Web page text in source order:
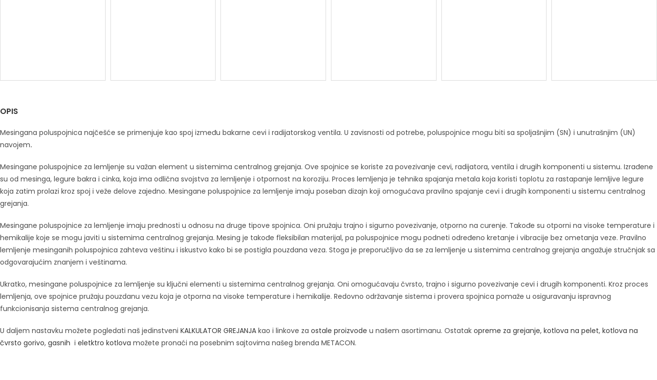
OPIS
Mesingana poluspojnica najčešće se primenjuje kao spoj između bakarne cevi i radijatorskog ventila. U zavisnosti od potrebe, poluspojnice mogu biti sa spoljašnjim (SN) i unutrašnjim (UN)
navojem.
Mesingane poluspojnice za lemljenje su važan element u sistemima centralnog grejanja. Ove spojnice se koriste za povezivanje cevi, radijatora, ventila i drugih komponenti u sistemu. Izrađene
su od mesinga, legure bakra i cinka, koja ima odlična svojstva za lemljenje i otpornost na koroziju. Proces lemljenja je tehnika spajanja metala koja koristi toplotu za rastapanje lemljive legure
koja zatim prolazi kroz spoj i veže delove zajedno. Mesingane poluspojnice za lemljenje imaju poseban dizajn koji omogućava pravilno spajanje cevi i drugih komponenti u sistemu centralnog
grejanja.
Mesingane poluspojnice za lemljenje imaju prednosti u odnosu na druge tipove spojnica. Oni pružaju trajno i sigurno povezivanje, otporno na curenje. Takođe su otporni na visoke temperature i
hemikalije koje se mogu javiti u sistemima centralnog grejanja. Mesing je takođe fleksibilan materijal, pa poluspojnice mogu podneti određeno kretanje i vibracije bez ometanja veze. Pravilno
lemljenje mesinganih poluspojnica zahteva veštinu i iskustvo kako bi se postigla pouzdana veza. Stoga je preporučljivo da se za lemljenje u sistemima centralnog grejanja angažuje stručnjak sa
odgovarajućim znanjem i veštinama.
Ukratko, mesingane poluspojnice za lemljenje su ključni elementi u sistemima centralnog grejanja. Oni omogućavaju čvrsto, trajno i sigurno povezivanje cevi i drugih komponenti. Kroz proces
lemljenja, ove spojnice pružaju pouzdanu vezu koja je otporna na visoke temperature i hemikalije. Redovno održavanje sistema i provera spojnica pomaže u osiguravanju ispravnog
funkcionisanja sistema centralnog grejanja.
U daljem nastavku možete pogledati naš jedinstveni KALKULATOR GREJANJA kao i linkove za ostale proizvode u našem asortimanu. Ostatak opreme za grejanje, kotlova na pelet, kotlova na
čvrsto gorivo, gasnih i eletktro kotlova možete pronaći na posebnim sajtovima našeg brenda METACON.